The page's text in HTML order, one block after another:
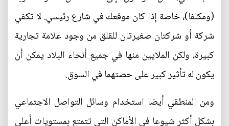
(ومكلفا)، خاصة إذا كان موقعك في شارع رئيسي. لا تكفي
شركة أو شركتان صغيرتان للقلق من وجود علامة تجارية
كبيرة، ولكن الملايين منها في جميع أنحاء البلاد يمكن أن
يكون له تأثير كبير على حصتهما في السوق.
ومن المنطقي أيضا استخدام وسائل التواصل الاجتماعي
بشكل أكثر شيوعا في الأماكن التي تتمتع بمستويات أعلى